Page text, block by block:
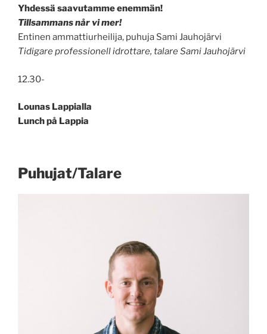
Yhdessä saavutamme enemmän!
Tillsammans når vi mer!
Entinen ammattiurheilija, puhuja Sami Jauhojärvi
Tidigare professionell idrottare, talare Sami Jauhojärvi
12.30-
Lounas Lappialla
Lunch på Lappia
Puhujat/Talare